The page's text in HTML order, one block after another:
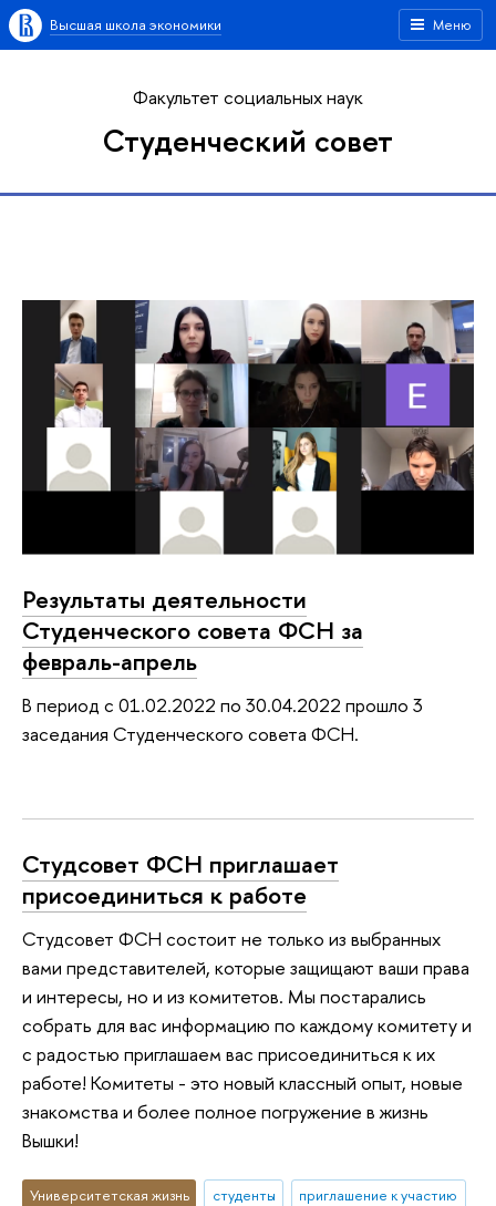
Меню
Высшая школа экономики
Факультет социальных наук
Студенческий совет
Результаты деятельности
Студенческого совета ФСН за
февраль-апрель
В период с 01.02.2022 по 30.04.2022 прошло 3
заседания Студенческого совета ФСН.
Студсовет ФСН приглашает
присоединиться к работе
Студсовет ФСН состоит не только из выбранных
вами представителей, которые защищают ваши права
и интересы, но и из комитетов. Мы постарались
собрать для вас информацию по каждому комитету и
с радостью приглашаем вас присоединиться к их
работе! Комитеты - это новый классный опыт, новые
знакомства и более полное погружение в жизнь
Вышки!
Университетская жизнь студенты
приглашение к участию